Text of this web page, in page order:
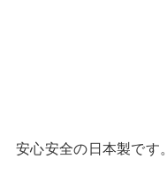
安心安全の日本製です。